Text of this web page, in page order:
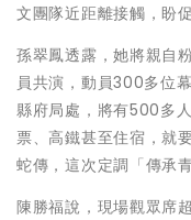
文團隊近距離接觸，盼
孫翠鳳透露，她將親自
員共演，動員300多位
縣府局處，將有500多
票、高鐵甚至住宿，就
蛇傳，這次定調「傳承
陳勝福說，現場觀眾席